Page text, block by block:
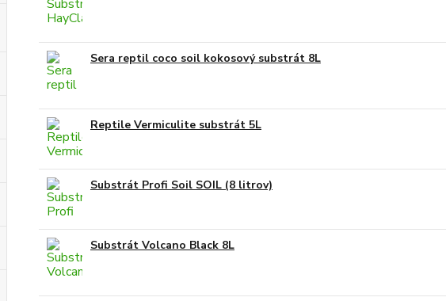
Sera reptil coco soil kokosový substrát 8L
Reptile Vermiculite substrát 5L
Substrát Profi Soil SOIL (8 litrov)
Substrát Volcano Black 8L